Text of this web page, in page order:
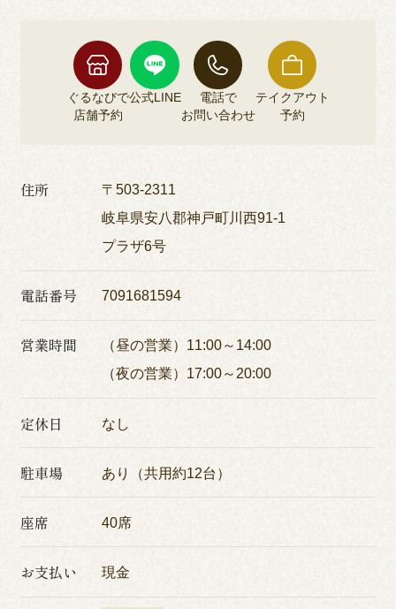
ぐるなびで
店舗予約
公式LINE
電話で
お問い合わせ
テイクアウト
予約
住所
〒503-2311
岐阜県安八郡神戸町川西91-1
プラザ6号
電話番号 7091681594
営業時間
（昼の営業）11:00～14:00
（夜の営業）17:00～20:00
定休日 なし
駐車場 あり（共用約12台）
座席 40席
お支払い 現金